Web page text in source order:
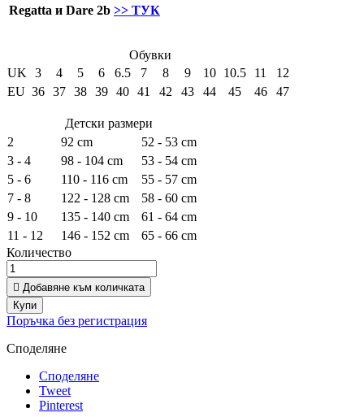
Regatta и Dare 2b >> ТУК
Обувки
UK
3 4 5 6 6.5 7 8 9 10 10.5 11
12
EU 36 37 38 39 40 41 42 43 44 45 46 47
Детски размери
2
92 cm
52 - 53 cm
3 - 4
98 - 104 cm
53 - 54 cm
5 - 6
110 - 116 cm
55 - 57 cm
7 - 8
122 - 128 cm
58 - 60 cm
9 - 10
135 - 140 cm
61 - 64 cm
11 - 12
146 - 152 cm
65 - 66 cm
Количество
 Добавяне към количката
Купи
Поръчка без регистрация
Споделяне
Споделяне
Tweet
Pinterest